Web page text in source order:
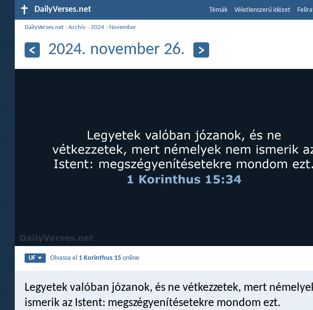
DailyVerses.net Témák Véletlenszerű idézet
DailyVerses.net ›Archív ›2024 › November
2024. november 26.
UF Olvassa el 1 Korinthus 15 online
Legyetek valóban józanok, és ne vétkezzetek, mert
ismerik az Istent: megszégyenítésetekre mondom ezt.